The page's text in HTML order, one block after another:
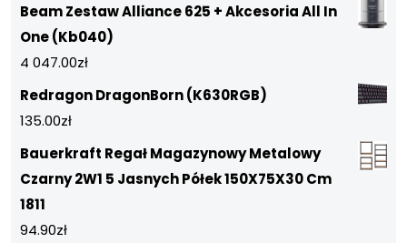
Beam Zestaw Alliance 625 + Akcesoria All In
One (Kb040)
4 047.00zł
Redragon DragonBorn (K630RGB)
135.00zł
Bauerkraft Regał Magazynowy Metalowy
Czarny 2W1 5 Jasnych Półek 150X75X30 Cm
1811
94.90zł